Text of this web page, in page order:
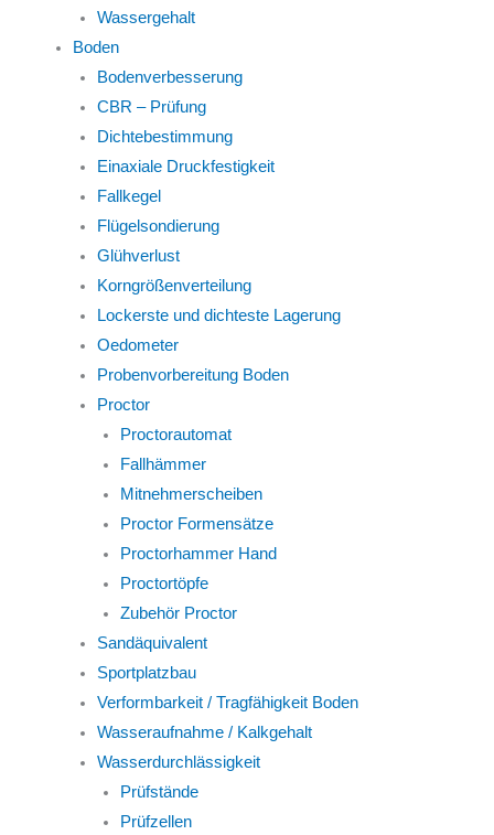
Wassergehalt
Boden
Bodenverbesserung
CBR – Prüfung
Dichtebestimmung
Einaxiale Druckfestigkeit
Fallkegel
Flügelsondierung
Glühverlust
Korngrößenverteilung
Lockerste und dichteste Lagerung
Oedometer
Probenvorbereitung Boden
Proctor
Proctorautomat
Fallhämmer
Mitnehmerscheiben
Proctor Formensätze
Proctorhammer Hand
Proctortöpfe
Zubehör Proctor
Sandäquivalent
Sportplatzbau
Verformbarkeit / Tragfähigkeit Boden
Wasseraufnahme / Kalkgehalt
Wasserdurchlässigkeit
Prüfstände
Prüfzellen